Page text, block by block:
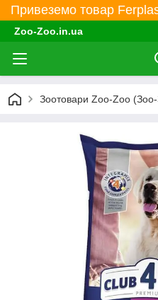
Привеземо товар
Zoo-Zoo.in.ua
Зоотовари Zoo-Zoo